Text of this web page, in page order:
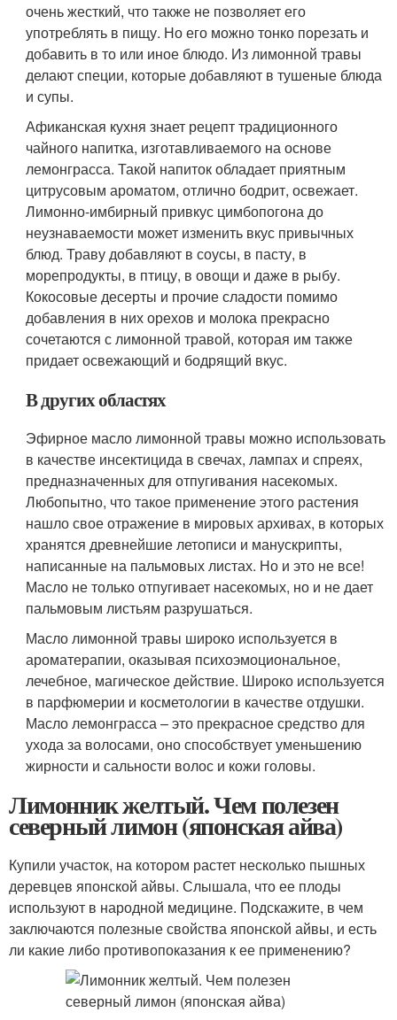
очень жесткий, что также не позволяет его
употреблять в пищу. Но его можно тонко порезать и
добавить в то или иное блюдо. Из лимонной травы
делают специи, которые добавляют в тушеные блюда
и супы.
Афиканская кухня знает рецепт традиционного
чайного напитка, изготавливаемого на основе
лемонграсса. Такой напиток обладает приятным
цитрусовым ароматом, отлично бодрит, освежает.
Лимонно-имбирный привкус цимбопогона до
неузнаваемости может изменить вкус привычных
блюд. Траву добавляют в соусы, в пасту, в
морепродукты, в птицу, в овощи и даже в рыбу.
Кокосовые десерты и прочие сладости помимо
добавления в них орехов и молока прекрасно
сочетаются с лимонной травой, которая им также
придает освежающий и бодрящий вкус.
В других областях
Эфирное масло лимонной травы можно использовать
в качестве инсектицида в свечах, лампах и спреях,
предназначенных для отпугивания насекомых.
Любопытно, что такое применение этого растения
нашло свое отражение в мировых архивах, в которых
хранятся древнейшие летописи и манускрипты,
написанные на пальмовых листах. Но и это не все!
Масло не только отпугивает насекомых, но и не дает
пальмовым листьям разрушаться.
Масло лимонной травы широко используется в
ароматерапии, оказывая психоэмоциональное,
лечебное, магическое действие. Широко используется
в парфюмерии и косметологии в качестве отдушки.
Масло лемонграсса – это прекрасное средство для
ухода за волосами, оно способствует уменьшению
жирности и сальности волос и кожи головы.
Лимонник желтый. Чем полезен
северный лимон (японская айва)
Купили участок, на котором растет несколько пышных
деревцев японской айвы. Слышала, что ее плоды
используют в народной медицине. Подскажите, в чем
заключаются полезные свойства японской айвы, и есть
ли какие либо противопоказания к ее применению?